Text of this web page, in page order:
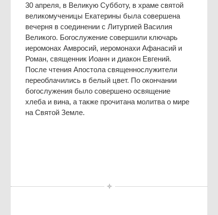
30 апреля, в Великую Субботу, в храме святой
великомученицы Екатерины была совершена
вечерня в соединении с Литургией Василия
Великого. Богослужение совершили ключарь
иеромонах Амвросий, иеромонахи Афанасий и
Роман, священник Иоанн и диакон Евгений.
После чтения Апостола священнослужители
переоблачились в белый цвет. По окончании
богослужения было совершено освящение
хлеба и вина, а также прочитана молитва о мире
на Святой Земле.